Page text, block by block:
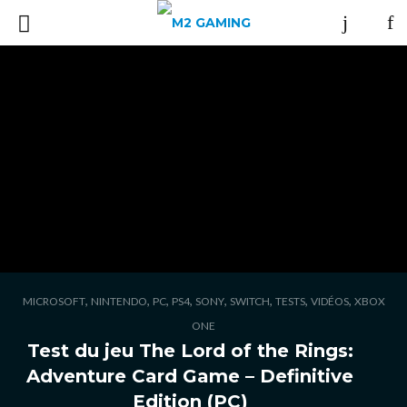
MICROSOFT, NINTENDO, PC, PS4, SONY, SWITCH, TESTS, VIDÉOS, XBOX
ONE
Test du jeu The Lord of the Rings:
Adventure Card Game – Definitive
Edition (PC)